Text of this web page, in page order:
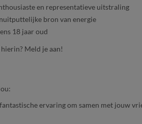
en representatieve uitstraling
bron van energie
18 jaar oud
Meld je aan!
ervaring om samen met jouw